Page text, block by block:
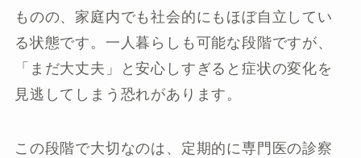
ものの、家庭内でも社会的にもほぼ自立してい
る状態です。一人暮らしも可能な段階ですが、
「まだ大丈夫」と安心しすぎると症状の変化を
見逃してしまう恐れがあります。
この段階で大切なのは、定期的に専門医の診察